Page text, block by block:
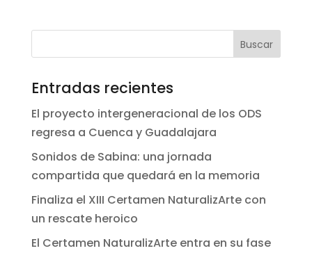
Entradas recientes
El proyecto intergeneracional de los ODS
regresa a Cuenca y Guadalajara
Sonidos de Sabina: una jornada
compartida que quedará en la memoria
Finaliza el XIII Certamen NaturalizArte con
un rescate heroico
El Certamen NaturalizArte entra en su fase